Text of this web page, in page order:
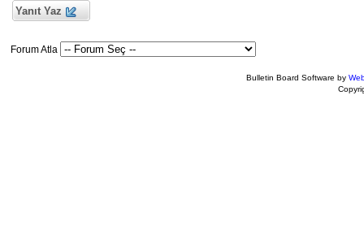
Yanıt Yaz
Forum Atla
Bulletin Board Software by